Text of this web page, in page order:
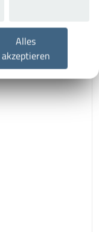
Alles
akzeptieren